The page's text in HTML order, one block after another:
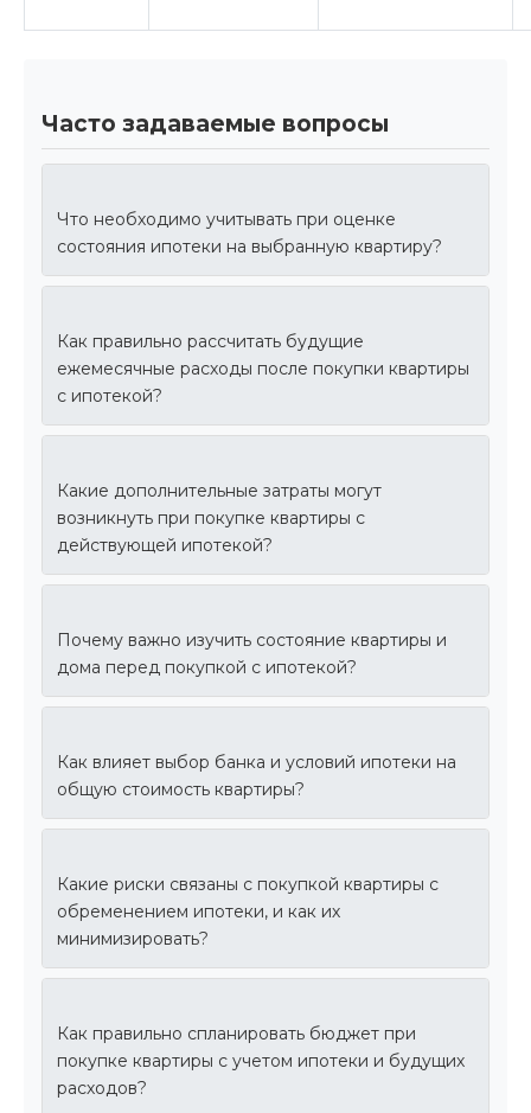
Часто задаваемые вопросы
Что необходимо учитывать при оценке
состояния ипотеки на выбранную квартиру?
Как правильно рассчитать будущие
ежемесячные расходы после покупки квартиры
с ипотекой?
Какие дополнительные затраты могут
возникнуть при покупке квартиры с
действующей ипотекой?
Почему важно изучить состояние квартиры и
дома перед покупкой с ипотекой?
Как влияет выбор банка и условий ипотеки на
общую стоимость квартиры?
Какие риски связаны с покупкой квартиры с
обременением ипотеки, и как их
минимизировать?
Как правильно спланировать бюджет при
покупке квартиры с учетом ипотеки и будущих
расходов?